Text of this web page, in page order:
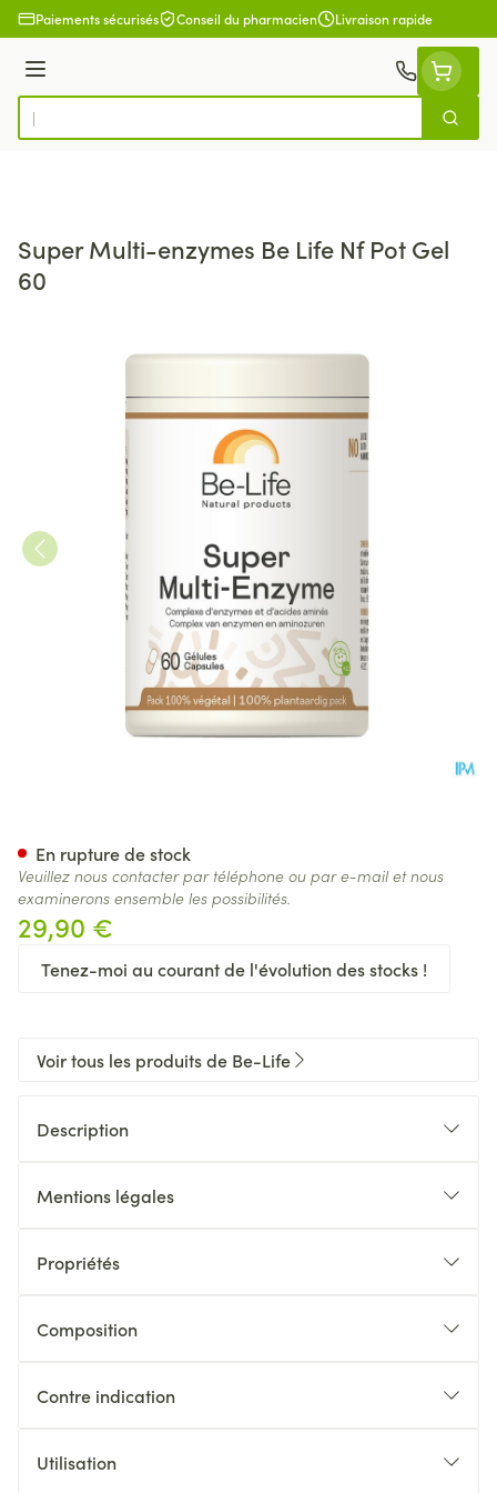
Aller au contenu
Paiements sécurisés Conseil du pharmacien Livraison rapide
Menu
Rechercher
Super Multi-enzymes Be Life Nf Pot Gel
60
29,90 €
Tenez-moi au courant de l'évolution des stocks !
En rupture de stock
Veuillez nous contacter par téléphone ou par e-mail et nous
examinerons ensemble les possibilités.
Voir tous les produits de Be-Life
Description
Mentions légales
Propriétés
Composition
Contre indication
Utilisation